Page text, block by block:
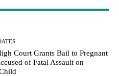
Court Grants Bail to Pregnant
of Fatal Assault on